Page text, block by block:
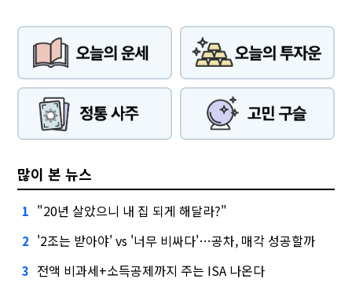
많이 본 뉴스
1 "20년 살았으니 내 집 되게 해달라?"
2 '2조는 받아야' vs '너무 비싸다'…공차, 매각 성공할까
3 전액 비과세+소득공제까지 주는 ISA 나온다